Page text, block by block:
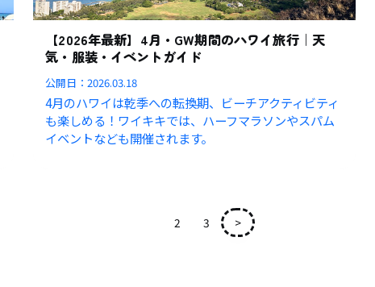
【2026年最新】4月・GW期間のハワイ旅行｜天
気・服装・イベントガイド
公開日：2026.03.18
4月のハワイは乾季への転換期、ビーチアクティビティ
も楽しめる！ワイキキでは、ハーフマラソンやスパム
イベントなども開催されます。
2 3 >